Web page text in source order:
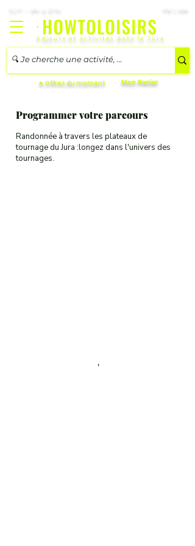
FR | EN
Séjours et activités dans le Jura
Mon Panier
🔥 Offres du moment
Programmer votre parcours
Randonnée à travers les plateaux de
tournage du Jura :longez dans l'univers des
tournages.